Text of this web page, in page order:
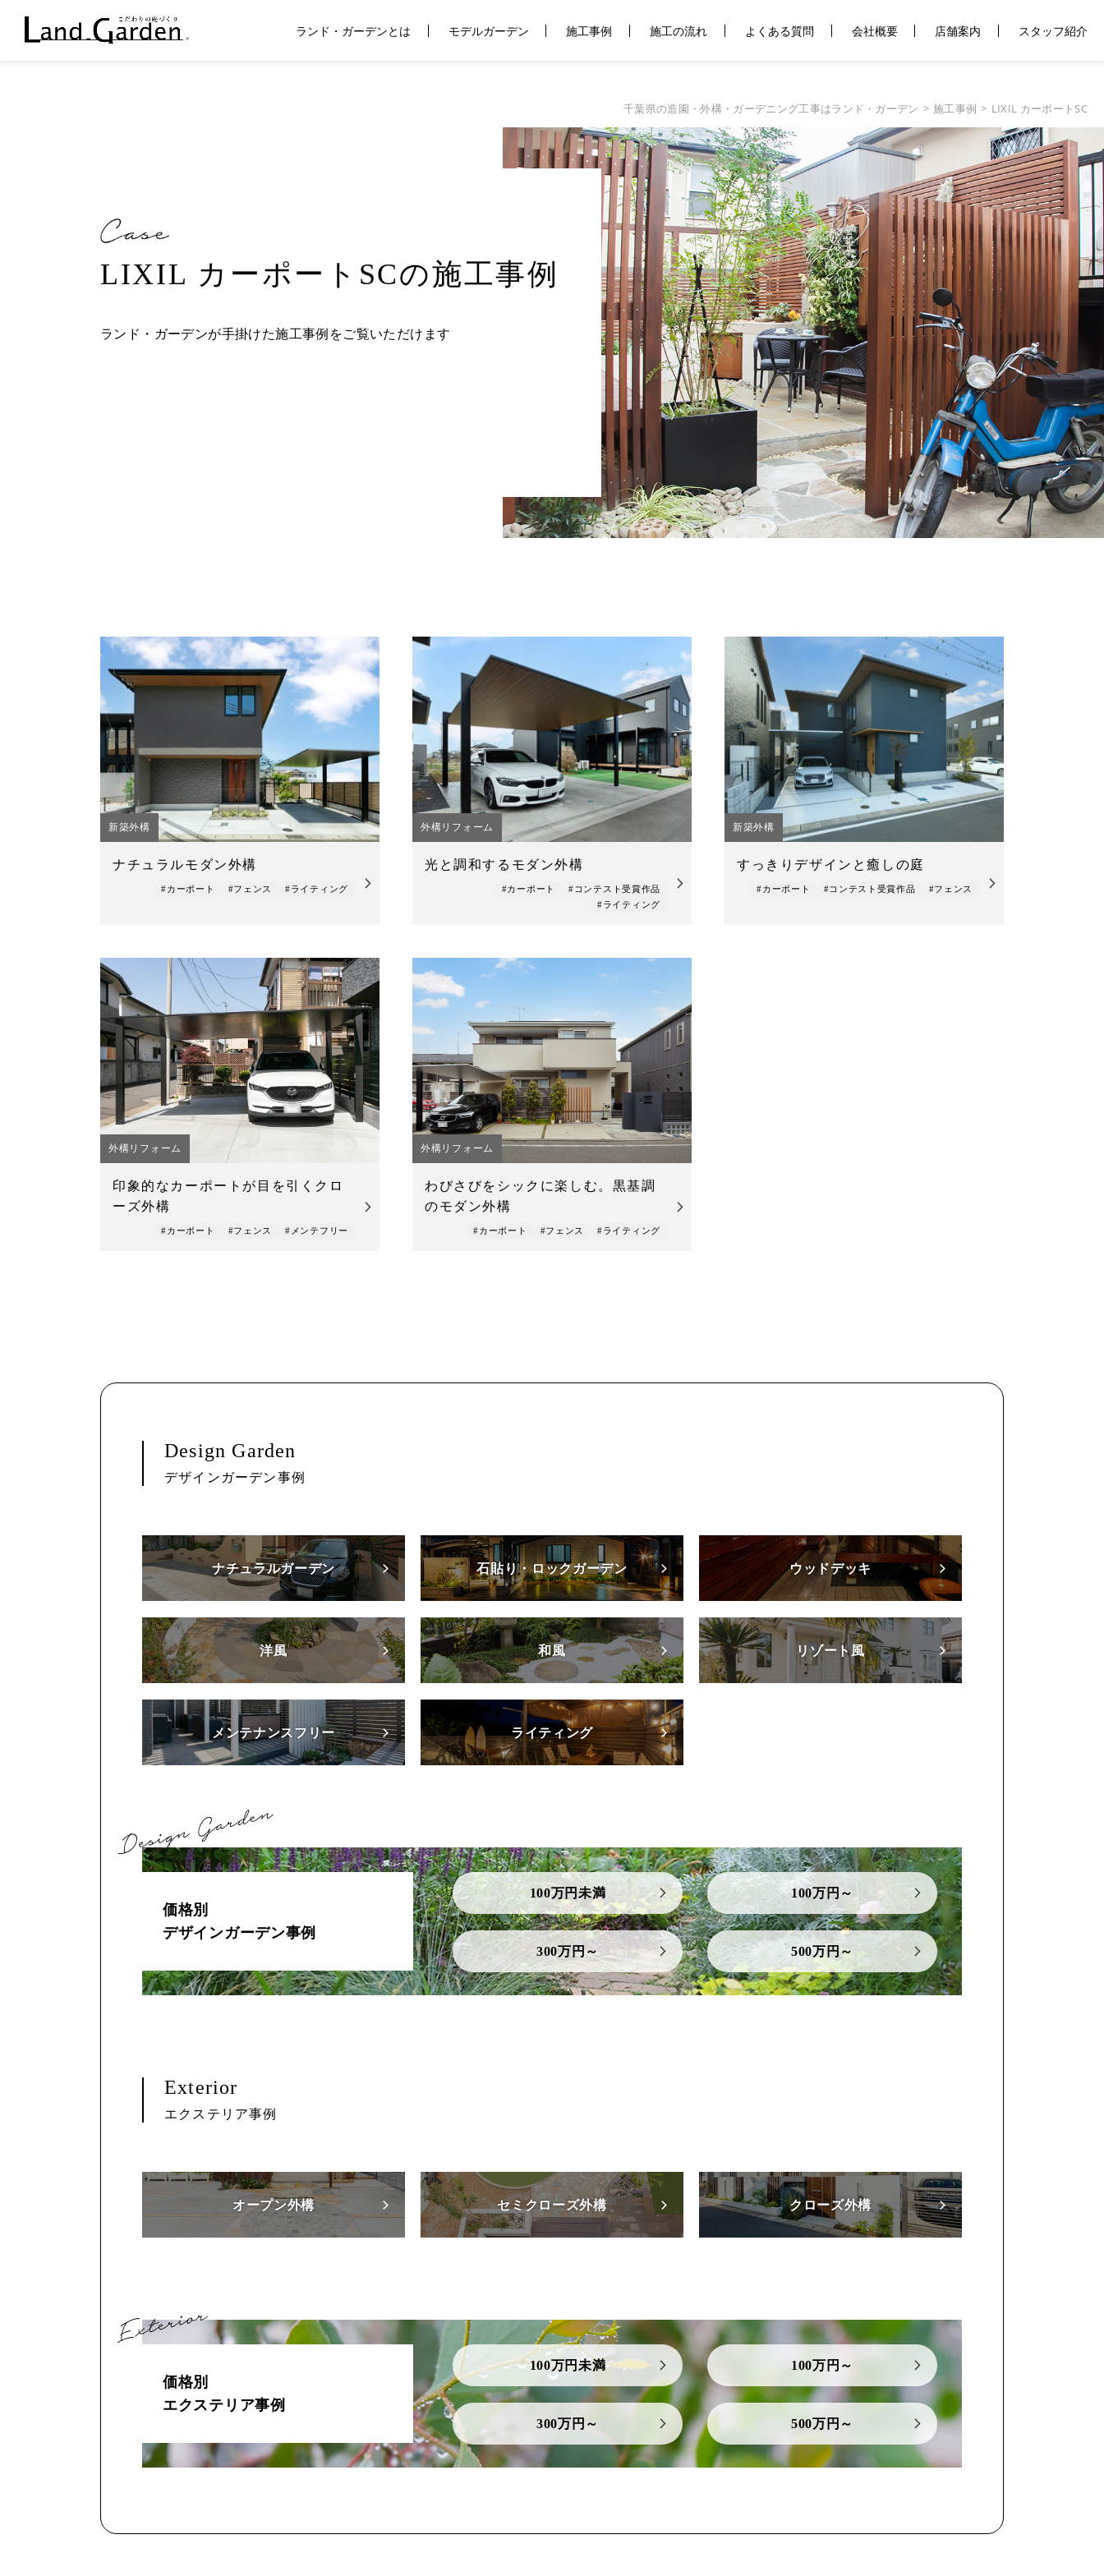
ランド・ガーデンとは モデルガーデン 施工事例 施工の流れ よくある質問 会社概要 店舗案内 スタッフ紹介
千葉県の造園・外構・ガーデニング工事はランド・ガーデン 施工事例 LIXIL カーポートSC
LIXIL カーポートSCの施工事例
ランド・ガーデンが手掛けた施工事例をご覧いただけます
新築外構
ナチュラルモダン外構
#カーポート #フェンス #ライティング
外構リフォーム
光と調和するモダン外構
#カーポート
#コンテスト受賞作品
#ライティング
新築外構
すっきりデザインと癒しの庭
#カーポート #コンテスト受賞作品 #フェンス
外構リフォーム
印象的なカーポートが目を引くクロ
ーズ外構
#カーポート #フェンス #メンテフリー
外構リフォーム
わびさびをシックに楽しむ。黒基調
のモダン外構
#カーポート #フェンス #ライティング
Design Garden
デザインガーデン事例
ナチュラルガーデン 石貼り・ロックガーデン ウッドデッキ
洋風 和風 リゾート風
メンテナンスフリー ライティング
価格別
デザインガーデン事例
100万円未満 100万円～
300万円～ 500万円～
Exterior
エクステリア事例
オープン外構 セミクローズ外構 クローズ外構
価格別
エクステリア事例
100万円未満 100万円～
300万円～ 500万円～